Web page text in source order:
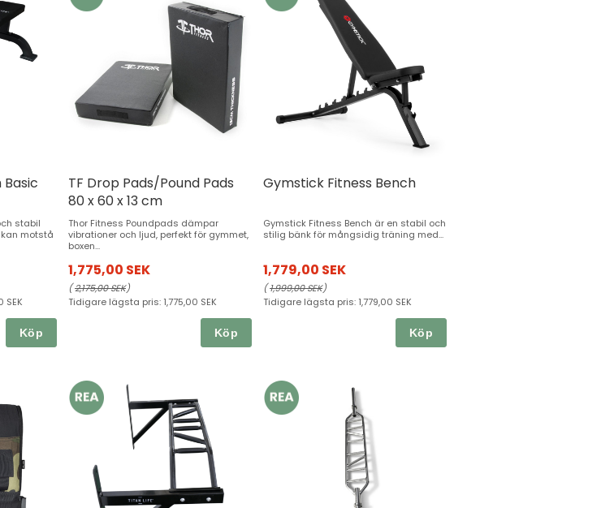
Basic
stabil
motstå
SEK
Köp
TF Drop Pads/Pound Pads
80 x 60 x 13 cm
Thor Fitness Poundpads dämpar
vibrationer och ljud, perfekt för gymmet,
boxen...
1,775,00 SEK
(2,175,00 SEK)
Tidigare lägsta pris: 1,775,00 SEK
Köp
Gymstick Fitness Bench
Gymstick Fitness Bench är en stabil och
stilig bänk för mångsidig träning med...
1,779,00 SEK
(1,999,00 SEK)
Tidigare lägsta pris: 1,779,00 SEK
Köp